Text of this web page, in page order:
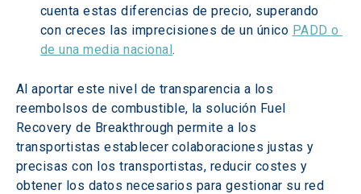
cuenta estas diferencias de precio, superando
con creces las imprecisiones de un único PADD o
de una media nacional.
Al aportar este nivel de transparencia a los
reembolsos de combustible, la solución Fuel
Recovery de Breakthrough permite a los
transportistas establecer colaboraciones justas y
precisas con los transportistas, reducir costes y
obtener los datos necesarios para gestionar su red